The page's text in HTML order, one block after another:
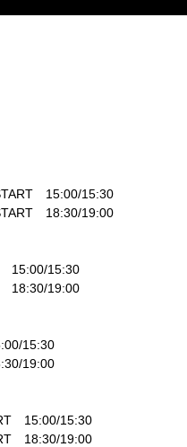
15:00/15:30
18:30/19:00
15:00/15:30
18:30/19:00
15:30
19:00
15:00/15:30
18:30/19:00